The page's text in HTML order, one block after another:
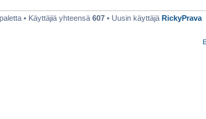
• Käyttäjiä yhteensä 607 • Uusin käyttäjä RickyPrava